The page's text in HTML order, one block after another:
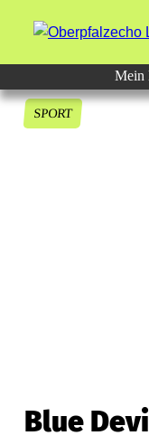
Mein
SPORT
Blue